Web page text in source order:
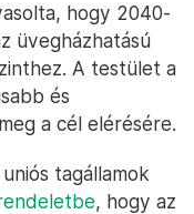
hogy 2040-
üvegházhatású
A testület a
és
a cél elérésére.
tagállamok
, hogy az